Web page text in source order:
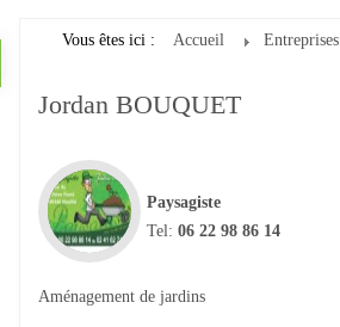
Vous êtes ici : Accueil Entreprises
Jordan BOUQUET
Paysagiste
Tel: 06 22 98 86 14
Aménagement de jardins